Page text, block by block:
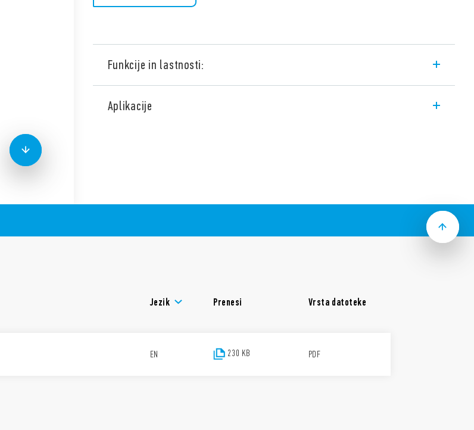
Funkcije in lastnosti:
za časovno varčne rešitve v panelih.
Aplikacije
Jezik Prenesi Vrsta datoteke
EN 230 KB PDF